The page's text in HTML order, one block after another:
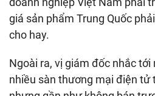
giá sản phẩm Trung Quốc
cho hay.
Ngoài ra, vị giám đốc nhắc
nhiều sàn thương mại điện tử